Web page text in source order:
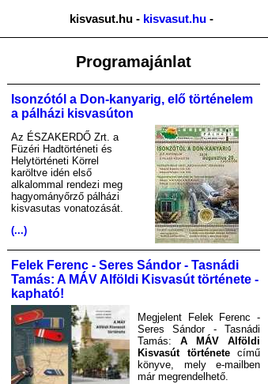
kisvasut.hu - kisvasut.hu -
Programajánlat
Isonzótól a Don-kanyarig, elő történelem
a pálházi kisvasúton
Az ÉSZAKERDŐ Zrt. a
Füzéri Hadtörténeti és
Helytörténeti Körrel
karöltve idén első
alkalommal rendezi meg
hagyományőrző pálházi
kisvasutas vonatozását.
(...)
Felek Ferenc - Seres Sándor - Tasnádi
Tamás: A MÁV Alföldi Kisvasút története -
kapható!
Megjelent Felek Ferenc -
Seres Sándor - Tasnádi
Tamás: A MÁV Alföldi
Kisvasút története című
könyve, mely e-mailben
már megrendelhető.